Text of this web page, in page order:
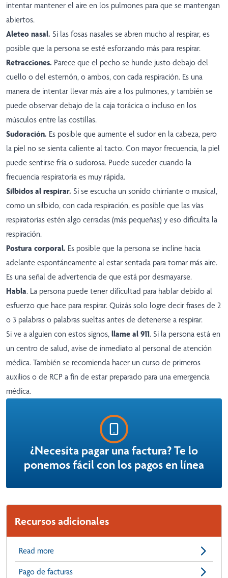
intentar mantener el aire en los pulmones para que se mantengan
abiertos.
Aleteo nasal. Si las fosas nasales se abren mucho al respirar, es
posible que la persona se esté esforzando más para respirar.
Retracciones. Parece que el pecho se hunde justo debajo del
cuello o del esternón, o ambos, con cada respiración. Es una
manera de intentar llevar más aire a los pulmones, y también se
puede observar debajo de la caja torácica o incluso en los
músculos entre las costillas.
Sudoración. Es posible que aumente el sudor en la cabeza, pero
la piel no se sienta caliente al tacto. Con mayor frecuencia, la piel
puede sentirse fría o sudorosa. Puede suceder cuando la
frecuencia respiratoria es muy rápida.
Silbidos al respirar. Si se escucha un sonido chirriante o musical,
como un silbido, con cada respiración, es posible que las vías
respiratorias estén algo cerradas (más pequeñas) y eso dificulta la
respiración.
Postura corporal. Es posible que la persona se incline hacia
adelante espontáneamente al estar sentada para tomar más aire.
Es una señal de advertencia de que está por desmayarse.
Habla. La persona puede tener dificultad para hablar debido al
esfuerzo que hace para respirar. Quizás solo logre decir frases de 2
o 3 palabras o palabras sueltas antes de detenerse a respirar.
Si ve a alguien con estos signos, llame al 911. Si la persona está en
un centro de salud, avise de inmediato al personal de atención
médica. También se recomienda hacer un curso de primeros
auxilios o de RCP a fin de estar preparado para una emergencia
médica.
¿Necesita pagar una factura? Te lo
ponemos fácil con los pagos en línea
Recursos adicionales
Read more
Pago de facturas